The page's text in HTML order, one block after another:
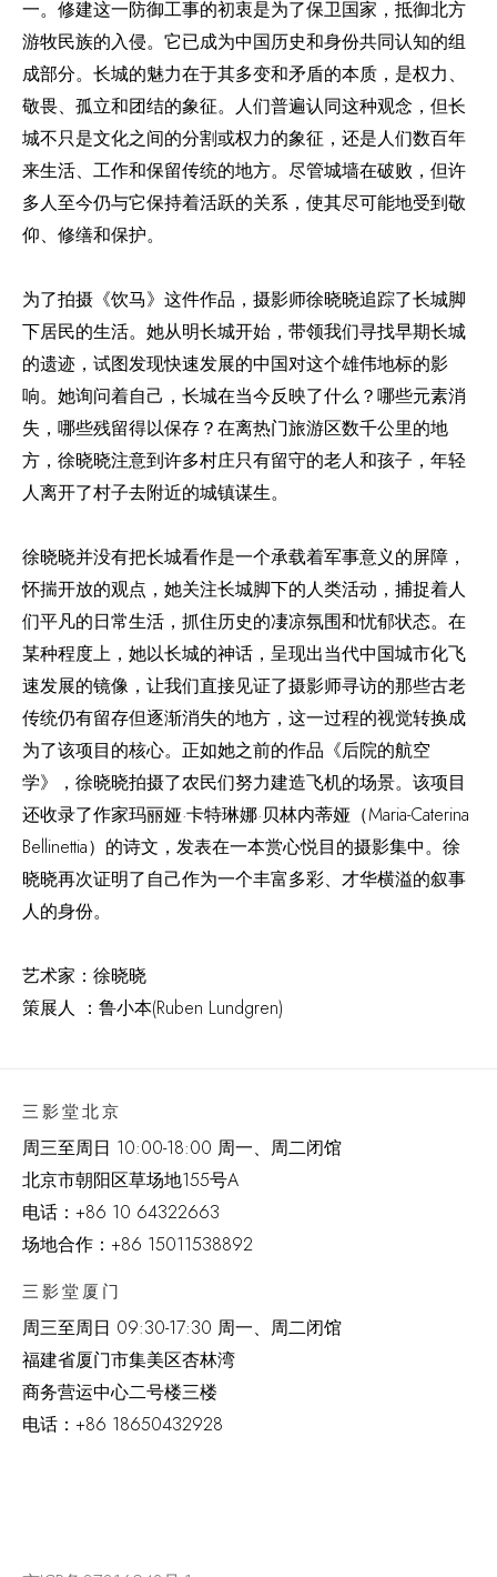
一。修建这一防御工事的初衷是为了保卫国家，抵御北方
游牧民族的入侵。它已成为中国历史和身份共同认知的组
成部分。长城的魅力在于其多变和矛盾的本质，是权力、
敬畏、孤立和团结的象征。人们普遍认同这种观念，但长
城不只是文化之间的分割或权力的象征，还是人们数百年
来生活、工作和保留传统的地方。尽管城墙在破败，但许
多人至今仍与它保持着活跃的关系，使其尽可能地受到敬
仰、修缮和保护。
为了拍摄《饮马》这件作品，摄影师徐晓晓追踪了长城脚
下居民的生活。她从明长城开始，带领我们寻找早期长城
的遗迹，试图发现快速发展的中国对这个雄伟地标的影
响。她询问着自己，长城在当今反映了什么？哪些元素消
失，哪些残留得以保存？在离热门旅游区数千公里的地
方，徐晓晓注意到许多村庄只有留守的老人和孩子，年轻
人离开了村子去附近的城镇谋生。
徐晓晓并没有把长城看作是一个承载着军事意义的屏障，
怀揣开放的观点，她关注长城脚下的人类活动，捕捉着人
们平凡的日常生活，抓住历史的凄凉氛围和忧郁状态。在
某种程度上，她以长城的神话，呈现出当代中国城市化飞
速发展的镜像，让我们直接见证了摄影师寻访的那些古老
传统仍有留存但逐渐消失的地方，这一过程的视觉转换成
为了该项目的核心。正如她之前的作品《后院的航空
学》，徐晓晓拍摄了农民们努力建造飞机的场景。该项目
还收录了作家玛丽娅·卡特琳娜·贝林内蒂娅（Maria-Caterina
Bellinettia）的诗文，发表在一本赏心悦目的摄影集中。徐
晓晓再次证明了自己作为一个丰富多彩、才华横溢的叙事
人的身份。
艺术家：徐晓晓
策展人 ：鲁小本(Ruben Lundgren)
三影堂北京
周三至周日 10:00-18:00 周一、周二闭馆
北京市朝阳区草场地155号A
电话： +86 10 64322663
场地合作：+86 15011538892
三影堂厦门
周三至周日 09:30-17:30 周一、周二闭馆
福建省厦门市集美区杏林湾
商务营运中心二号楼三楼
电话： +86 18650432928